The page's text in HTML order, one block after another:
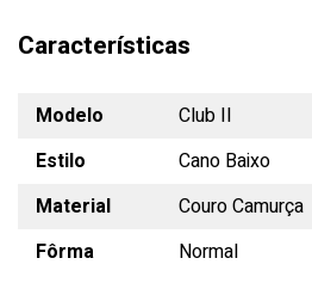
Características
Modelo
Club II
Estilo
Cano Baixo
Material
Couro Camurça
Fôrma
Normal